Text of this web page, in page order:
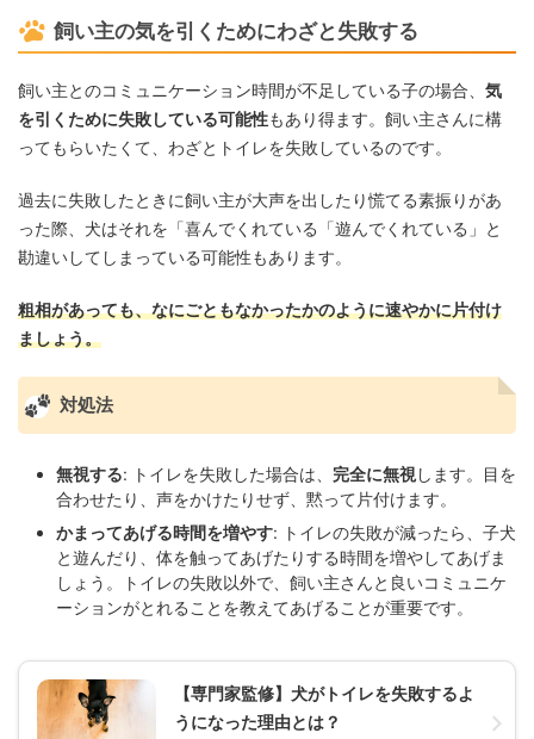
飼い主の気を引くためにわざと失敗する
飼い主とのコミュニケーション時間が不足している子の場合、 気
を引くために失敗している可能性もあり得ます。飼い主さんに構
ってもらいたくて、わざとトイレを失敗しているのです。
過去に失敗したときに飼い主が大声を出したり慌てる素振りがあ
った際、犬はそれを「喜んでくれている「遊んでくれている」と
勘違いしてしまっている可能性もあります。
粗相があっても、なにごともなかったかのように速やかに片付け
ましょう。
対処法
無視する: トイレを失敗した場合は、 完全に無視します。目を
合わせたり、声をかけたりせず、黙って片付けます。
かまってあげる時間を増やす: トイレの失敗が減ったら、子犬
と遊んだり、体を触ってあげたりする時間を増やしてあげま
しょう。トイレの失敗以外で、飼い主さんと良いコミュニケ
ーションがとれることを教えてあげることが重要です。
【専門家監修】犬がトイレを失敗するよ
うになった理由とは？